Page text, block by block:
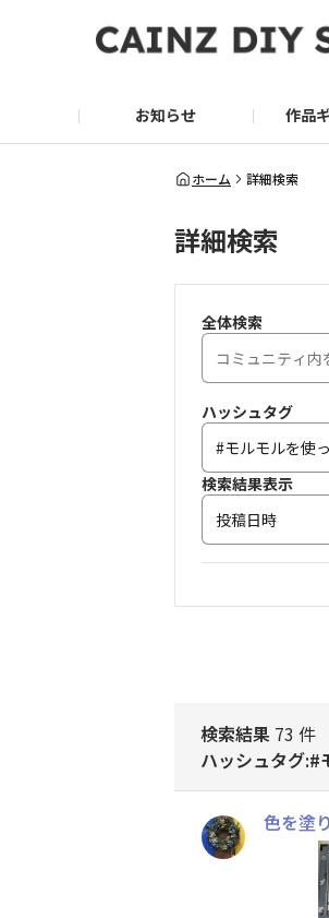
お知らせ 作品
グリーン
家庭菜園2026
DIY レシピ グリー
ドッグサークル
グリーン入荷情報
ホーム 詳細検索
詳細検索
全体検索
ハッシュタグ
検索結果表示
投稿日時
検索結果 73 件
ハッシュタグ:#
色を塗